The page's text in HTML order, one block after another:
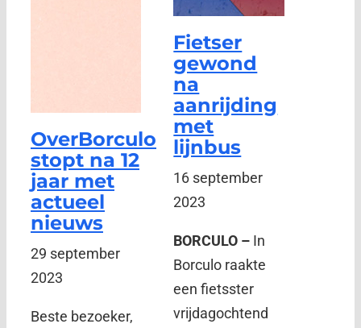
OverBorculo
stopt na 12
jaar met
actueel
nieuws
29 september
2023
Beste bezoeker,
Fietser
gewond
na
aanrijding
met
lijnbus
16 september
2023
BORCULO – In
Borculo raakte
een fietsster
vrijdagochtend